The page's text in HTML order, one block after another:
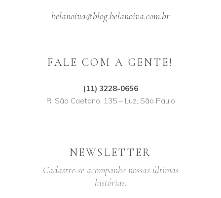
belanoiva@blog.belanoiva.com.br
FALE COM A GENTE!
(11) 3228-0656
R. São Caetano, 135 – Luz, São Paulo
NEWSLETTER
Cadastre-se acompanhe nossas últimas
histórias.